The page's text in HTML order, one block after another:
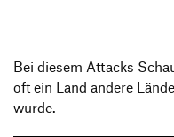
Bei diesem Attacks
oft ein Land andere
wurde.